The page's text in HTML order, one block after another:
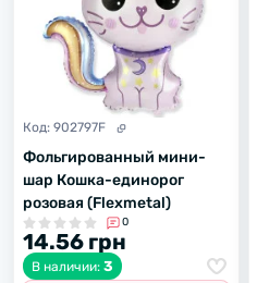
Код: 902797F
Фольгированный мини-
шар Кошка-единорог
розовая (Flexmetal)
0
14.56 грн
В наличии: 3